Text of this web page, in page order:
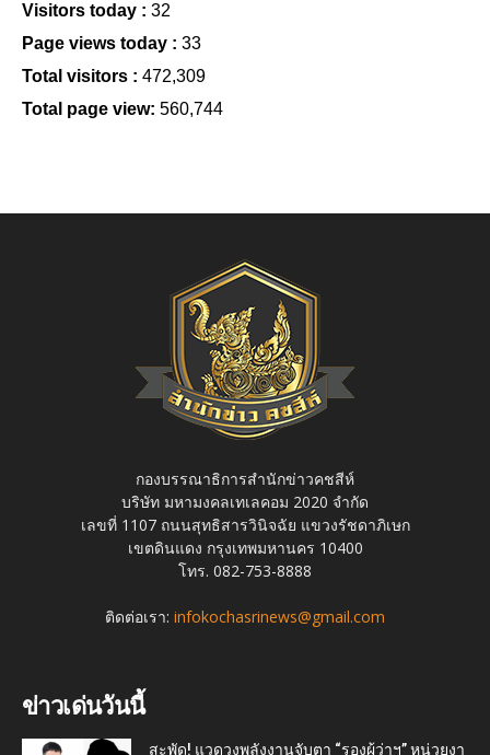
Visitors today : 32
Page views today : 33
Total visitors : 472,309
Total page view: 560,744
กองบรรณาธิการสำนักข่าวคชสีห์
บริษัท มหามงคลเทเลคอม 2020 จำกัด
เลขที่ 1107 ถนนสุทธิสารวินิจฉัย แขวงรัชดาภิเษก
เขตดินแดง กรุงเทพมหานคร 10400
โทร. 082-753-8888
ติดต่อเรา: infokochasrinews@gmail.com
ข่าวเด่นวันนี้
สะพัด! แวดวงพลังงานจับตา “รองผู้ว่าฯ” หน่วยงา